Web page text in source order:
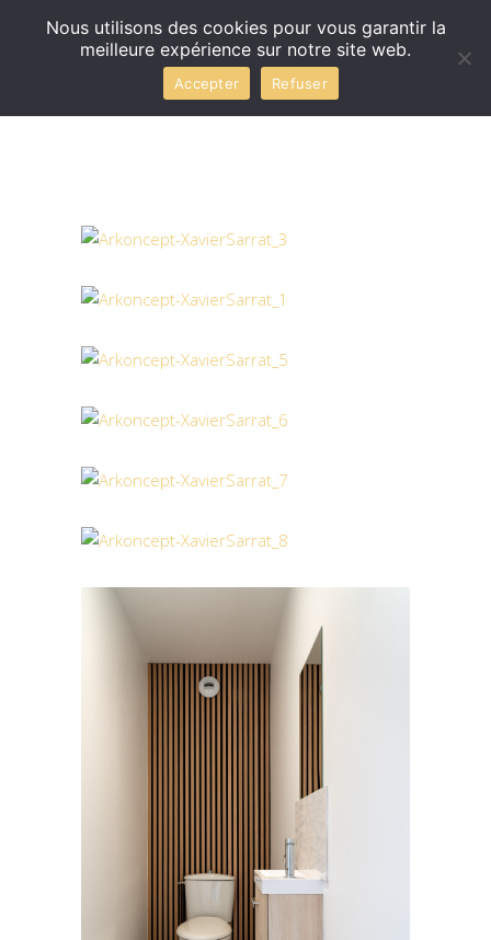
Nous utilisons des cookies pour vous garantir la
meilleure expérience sur notre site web.
Accepter Refuser